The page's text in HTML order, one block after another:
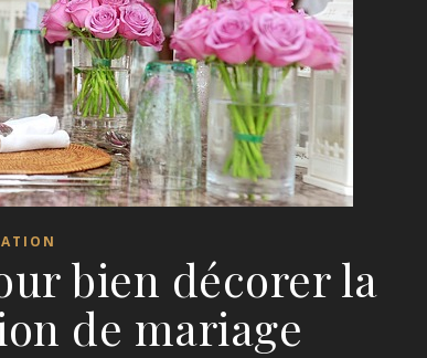
bien décorer la
de mariage